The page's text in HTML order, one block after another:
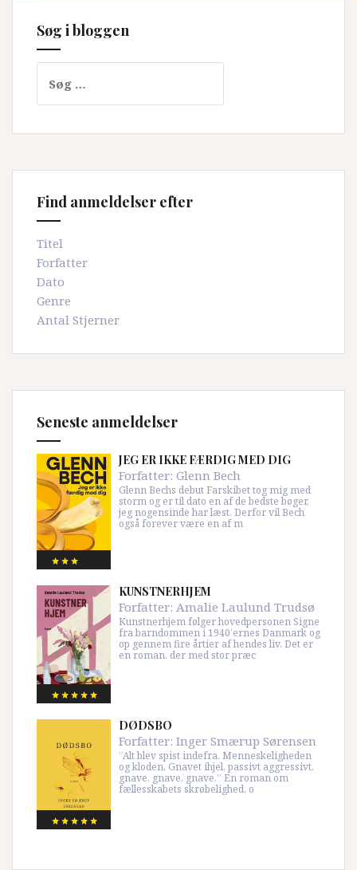
Søg i bloggen
efter:
Find anmeldelser efter
Titel
Forfatter
Dato
Genre
Antal Stjerner
Seneste anmeldelser
JEG ER IKKE FÆRDIG MED DIG
Forfatter: Glenn Bech
Glenn Bechs debut Farskibet tog mig med
storm og er til dato en af de bedste bøger,
jeg nogensinde har læst. Derfor vil Bech
også forever være en af m
KUNSTNERHJEM
Forfatter: Amalie Laulund Trudsø
Kunstnerhjem følger hovedpersonen Signe
fra barndommen i 1940’ernes Danmark og
op gennem fire årtier af hendes liv. Det er
en roman, der med stor præc
DØDSBO
Forfatter: Inger Smærup Sørensen
”Alt blev spist indefra. Menneskeligheden
og kloden. Gnavet ihjel, passivt aggressivt,
gnave, gnave, gnave.” En roman om
fællesskabets skrøbelighed, o